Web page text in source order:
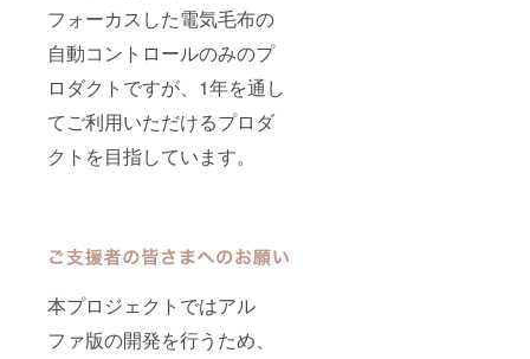
フォーカスした電気毛布の
自動コントロールのみのプ
ロダクトですが、1年を通し
てご利用いただけるプロダ
クトを目指しています。
本プロジェクトではアル
ファ版の開発を行うため、